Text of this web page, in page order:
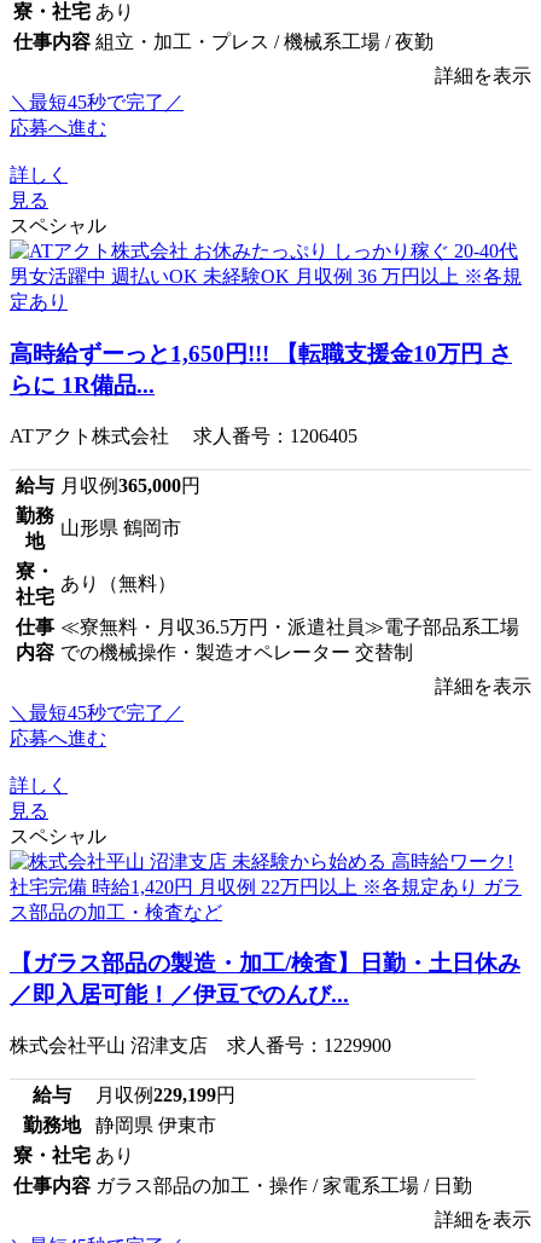
寮・社宅 あり
仕事内容 組立・加工・プレス / 機械系工場 / 夜勤
詳細を表示
＼最短45秒で完了／
応募へ進む
詳しく
見る
スペシャル
高時給ずーっと1,650円!!! 【転職支援金10万円 さ
らに 1R備品...
ATアクト株式会社 求人番号：1206405
給与 月収例365,000円
勤務
地
山形県 鶴岡市
寮・
社宅
あり（無料）
仕事
内容
≪寮無料・月収36.5万円・派遣社員≫電子部品系工場
での機械操作・製造オペレーター 交替制
詳細を表示
＼最短45秒で完了／
応募へ進む
詳しく
見る
スペシャル
【ガラス部品の製造・加工/検査】日勤・土日休み
／即入居可能！／伊豆でのんび...
株式会社平山 沼津支店 求人番号：1229900
給与 月収例229,199円
勤務地
静岡県 伊東市
寮・社宅 あり
仕事内容 ガラス部品の加工・操作 / 家電系工場 / 日勤
詳細を表示